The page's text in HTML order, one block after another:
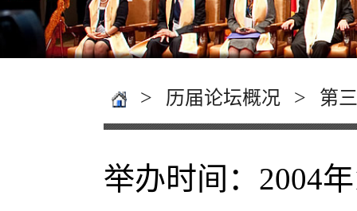
> 历届论坛概况 > 第
举办时间：2004